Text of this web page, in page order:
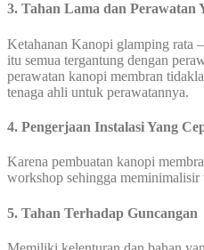
3. Tahan Lama dan Perawatan
Ketahanan Kanopi glamping rata
itu semua tergantung dengan
perawatan kanopi membran
tenaga ahli untuk perawatannya.
4. Pengerjaan Instalasi Yang
Karena pembuatan kanopi
workshop sehingga
5. Tahan Terhadap Guncangan